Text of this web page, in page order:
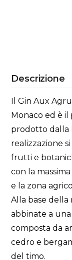
Descrizione
Il Gin Aux
Monaco ed è
prodotto dalla
realizzazione
frutti e
con la
e la zona
Alla base
abbinate a
composta da
cedro e
del timo.